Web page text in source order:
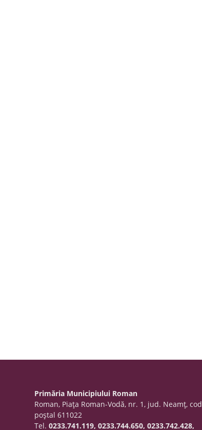
Primăria Municipiului Roman
Roman, Piaţa Roman-Vodă, nr. 1, jud. Neamţ, cod
poştal 611022
Tel.0233.741.119, 0233.744.650, 0233.742.428,